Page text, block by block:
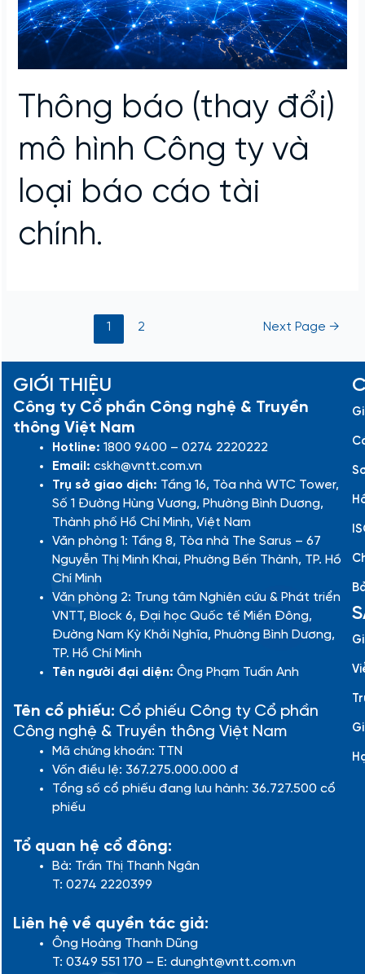
Thông báo (thay đổi)
mô hình Công ty và
loại báo cáo tài
chính.
1 2 Next Page →
GIỚI THIỆU
Công ty Cổ phần Công nghệ & Truyền
thông Việt Nam
Hotline: 1800 9400 – 0274 2220222
Email: cskh@vntt.com.vn
Trụ sở giao dịch: Tầng 16, Tòa nhà WTC Tower,
Số 1 Đường Hùng Vương, Phường Bình Dương,
Thành phố Hồ Chí Minh, Việt Nam
Văn phòng 1: Tầng 8, Tòa nhà The Sarus – 67
Nguyễn Thị Minh Khai, Phường Bến Thành, TP. Hồ
Chí Minh
Văn phòng 2: Trung tâm Nghiên cứu & Phát triển
VNTT, Block 6, Đại học Quốc tế Miền Đông,
Đường Nam Kỳ Khởi Nghĩa, Phường Bình Dương,
TP. Hồ Chí Minh
Tên người đại diện: Ông Phạm Tuấn Anh
Tên cổ phiếu: Cổ phiếu Công ty Cổ phần
Công nghệ & Truyền thông Việt Nam
Mã chứng khoán: TTN
Vốn điều lệ: 367.275.000.000 đ
Tổng số cổ phiếu đang lưu hành: 36.727.500 cổ
phiếu
Tổ quan hệ cổ đông:
Bà: Trần Thị Thanh Ngân
T: 0274 2220399
Liên hệ về quyền tác giả:
Ông Hoàng Thanh Dũng
T: 0349 551 170 – E: dunght@vntt.com.vn